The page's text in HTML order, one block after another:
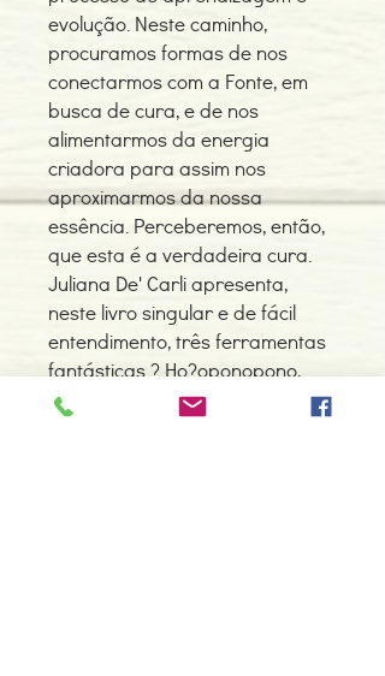
evolução. Neste caminho,
procuramos formas de nos
conectarmos com a Fonte, em
busca de cura, e de nos
alimentarmos da energia
criadora para assim nos
aproximarmos da nossa
essência. Perceberemos, então,
que esta é a verdadeira cura.
Juliana De' Carli apresenta,
neste livro singular e de fácil
entendimento, três ferramentas
fantásticas ? Ho?oponopono,
Mindfulness e Reiki ? que o